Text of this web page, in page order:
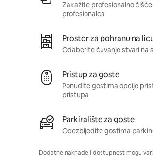
Zakažite profesionalno
profesionalca
Prostor za pohranu na
Odaberite čuvanje stvari na
Pristup za goste
Ponudite gostima opcije
pristupa
Parkiralište za goste
Obezbijedite gostima
Dodatne naknade i dostupnost mogu